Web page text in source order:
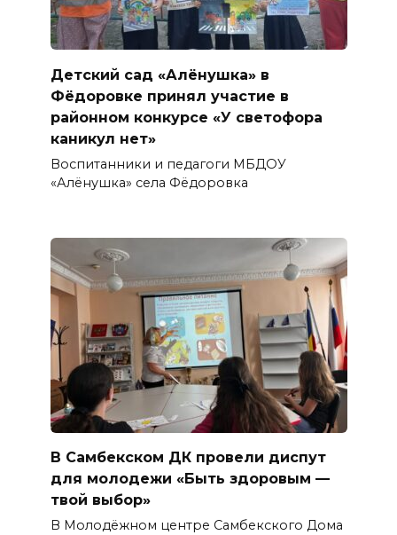
Детский сад «Алёнушка» в
Фёдоровке принял участие в
районном конкурсе «У светофора
каникул нет»
Воспитанники и педагоги МБДОУ
«Алёнушка» села Фёдоровка
В Самбекском ДК провели диспут
для молодежи «Быть здоровым —
твой выбор»
В Молодёжном центре Самбекского Дома